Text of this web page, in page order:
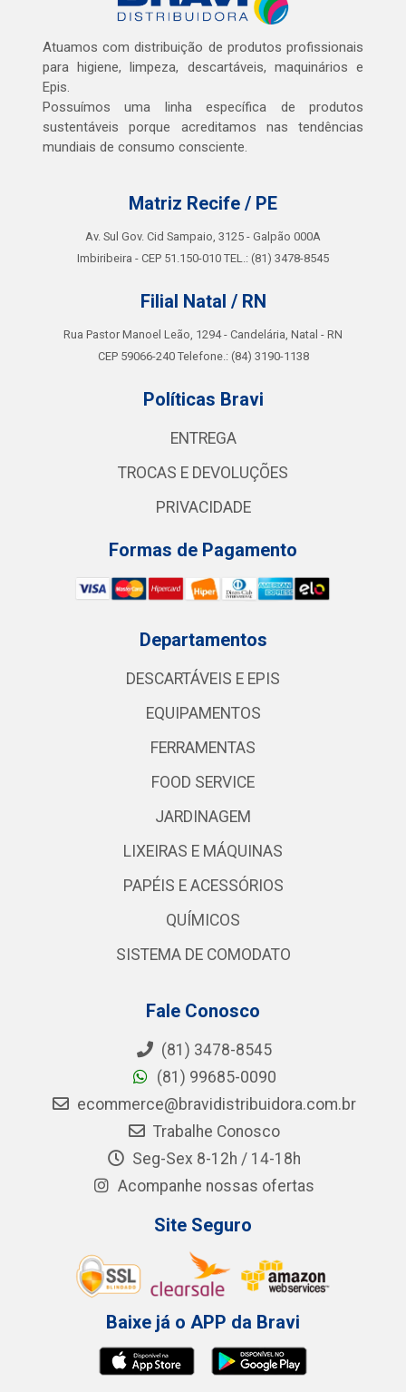
Atuamos com distribuição de produtos profissionais
para higiene, limpeza, descartáveis, maquinários e
Epis.
Possuímos uma linha específica de produtos
sustentáveis porque acreditamos nas tendências
mundiais de consumo consciente.
Matriz Recife / PE
Av. Sul Gov. Cid Sampaio, 3125 - Galpão 000A
Imbiribeira - CEP 51.150-010 TEL.: (81) 3478-8545
Filial Natal / RN
Rua Pastor Manoel Leão, 1294 - Candelária, Natal - RN
CEP 59066-240 Telefone.: (84) 3190-1138
Políticas Bravi
ENTREGA
TROCAS E DEVOLUÇÕES
PRIVACIDADE
Formas de Pagamento
Departamentos
DESCARTÁVEIS E EPIS
EQUIPAMENTOS
FERRAMENTAS
FOOD SERVICE
JARDINAGEM
LIXEIRAS E MÁQUINAS
PAPÉIS E ACESSÓRIOS
QUÍMICOS
SISTEMA DE COMODATO
Fale Conosco
(81) 3478-8545
(81) 99685-0090
ecommerce@bravidistribuidora.com.br
Trabalhe Conosco
Seg-Sex 8-12h / 14-18h
Acompanhe nossas ofertas
Site Seguro
Baixe já o APP da Bravi